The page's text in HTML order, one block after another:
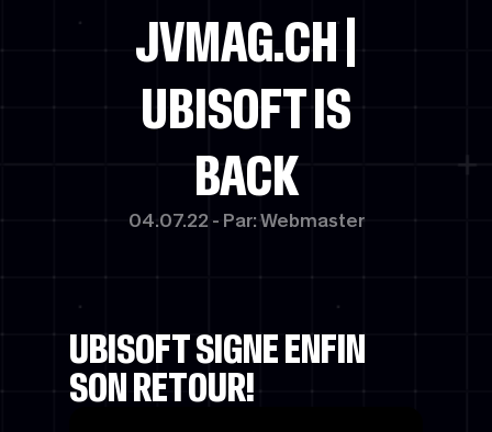
JVMAG.CH |
UBISOFT IS
BACK
04.07.22 - Par: Webmaster
UBISOFT SIGNE ENFIN
SON RETOUR!